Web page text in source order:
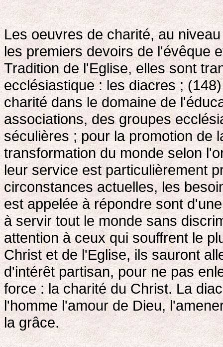
Les oeuvres de charité, au
les premiers devoirs de l'évêque
Tradition de l'Eglise, elles sont
ecclésiastique : les diacres ;
charité dans le domaine de
associations, des groupes
séculières ; pour la promotion de
transformation du monde selon
leur service est particulièrement
circonstances actuelles, les
est appelée à répondre sont
à servir tout le monde sans
attention à ceux qui souffrent le
Christ et de l'Eglise, ils sauront
d'intérêt partisan, pour ne pas
force : la charité du Christ. La
l'homme l'amour de Dieu,
la grâce.